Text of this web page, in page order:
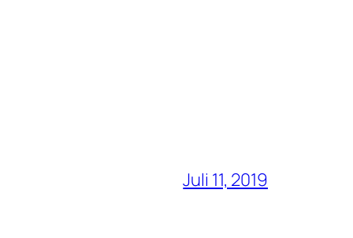
Juli 11, 2019